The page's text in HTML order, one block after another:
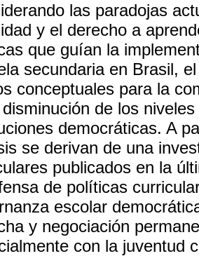
las paradojas
y el derecho a
que guían la
secundaria en Brasil,
conceptuales para la
de los
democráticas. A
se derivan de una
publicados en la
de políticas
escolar
y negociación
con la juventud